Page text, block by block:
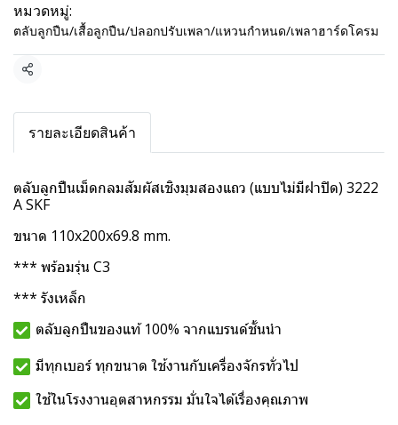
หมวดหมู่:
ตลับลูกปืน/เสื้อลูกปืน/ปลอกปรับเพลา/แหวนกำหนด/เพลาฮาร์ดโครม
แชร์
รายละเอียดสินค้า
ตลับลูกปืนเม็ดกลมสัมผัสเชิงมุมสองแถว (แบบไม่มีฝาปิด) 3222
A SKF
ขนาด 110x200x69.8 mm.
*** พร้อมรุ่น C3
*** รังเหล็ก
ตลับลูกปืนของแท้ 100% จากแบรนด์ชั้นนำ
มีทุกเบอร์ ทุกขนาด ใช้งานกับเครื่องจักรทั่วไป
ใช้ในโรงงานอุตสาหกรรม มั่นใจได้เรื่องคุณภาพ